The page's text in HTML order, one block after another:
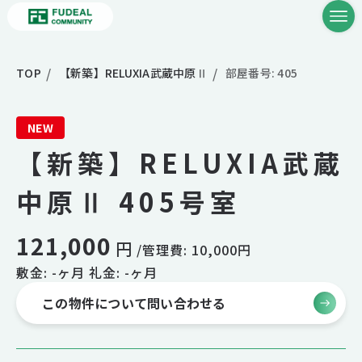
TOP 【新築】RELUXIA武蔵中原Ⅱ 部屋番号: 405
NEW
【新築】RELUXIA武蔵
中原Ⅱ 405号室
121,000 円 /管理費: 10,000円
敷金: -ヶ月 礼金: -ヶ月
この物件について問い合わせる